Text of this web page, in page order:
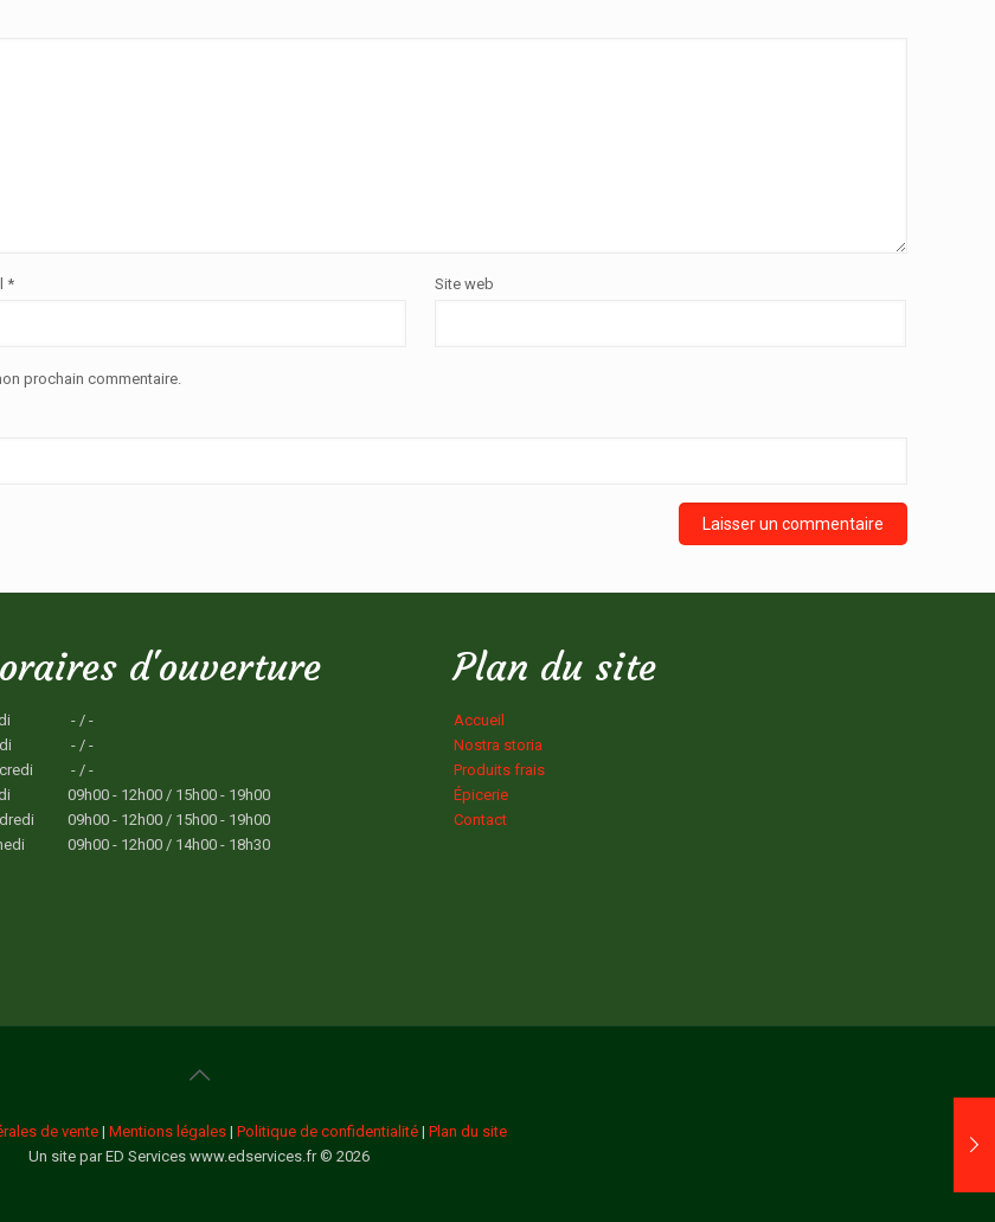
* Site web
prochain commentaire.
d'ouverture
- / -
- / -
- / -
09h00 - 12h00 / 15h00 - 19h00
09h00 - 12h00 / 15h00 - 19h00
09h00 - 12h00 / 14h00 - 18h30
Plan du site
Accueil
Nostra storia
Produits frais
Épicerie
Contact
de vente | Mentions légales | Politique de confidentialité | Plan du site
Un site par ED Services www.edservices.fr © 2026